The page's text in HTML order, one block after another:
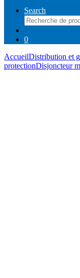
Search
Recherche
pour :
0
AccueilDistribution et
protectionDisjoncteur